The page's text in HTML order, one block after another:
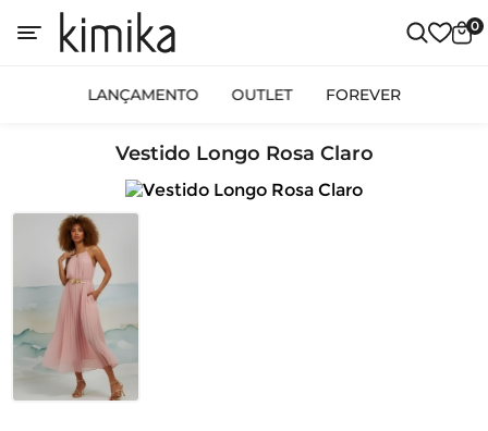
0
LANÇAMENTO OUTLET FOREVER
Vestido Longo Rosa Claro